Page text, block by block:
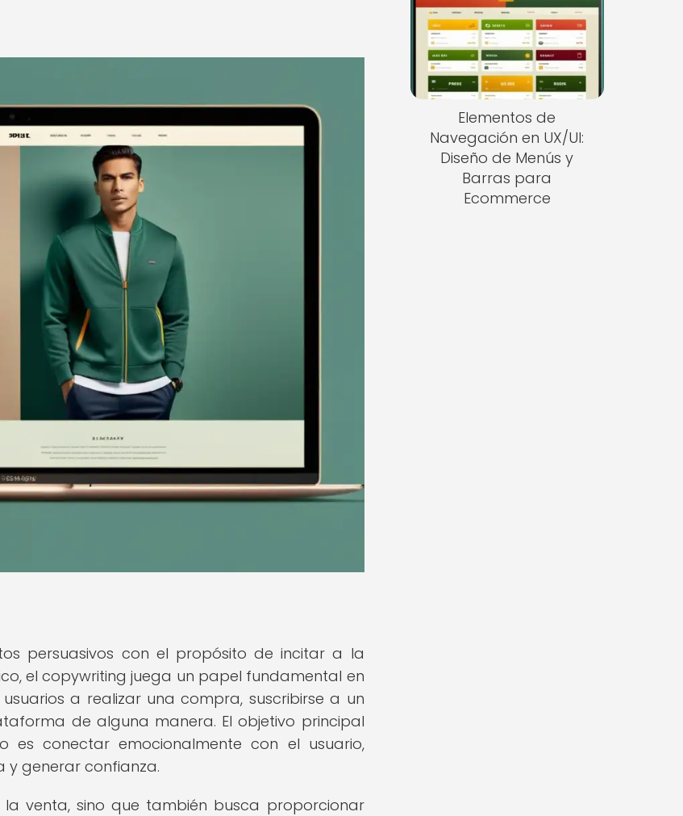
persuasivos con el propósito de incitar a la
el copywriting juega un papel fundamental en
a realizar una compra, suscribirse a un
de alguna manera. El objetivo principal
es conectar emocionalmente con el usuario,
generar confianza.
venta, sino que también busca proporcionar
Elementos de
Navegación en UX/UI:
Diseño de Menús y
Barras para
Ecommerce